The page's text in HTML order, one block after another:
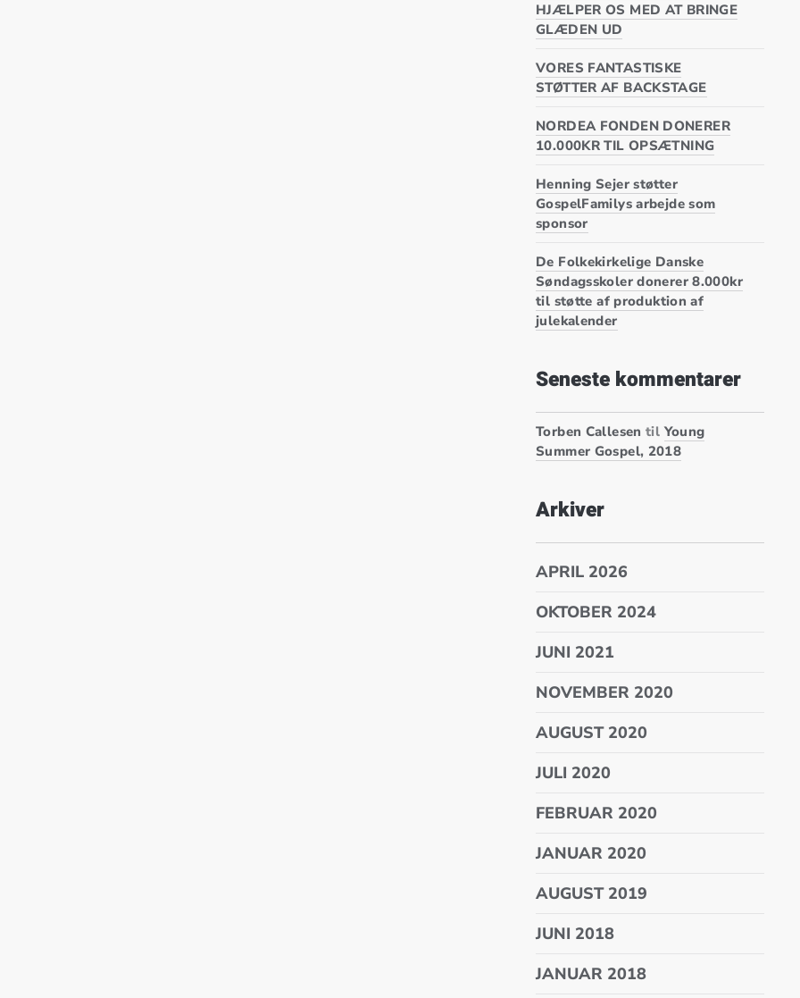
HJÆLPER OS MED AT BRINGE
GLÆDEN UD
VORES FANTASTISKE
STØTTER AF BACKSTAGE
NORDEA FONDEN DONERER
10.000KR TIL OPSÆTNING
Henning Sejer støtter
GospelFamilys arbejde som
sponsor
De Folkekirkelige Danske
Søndagsskoler donerer 8.000kr
til støtte af produktion af
julekalender
Seneste kommentarer
Torben Callesen tilYoung
Summer Gospel, 2018
Arkiver
APRIL 2026
OKTOBER 2024
JUNI 2021
NOVEMBER 2020
AUGUST 2020
JULI 2020
FEBRUAR 2020
JANUAR 2020
AUGUST 2019
JUNI 2018
JANUAR 2018